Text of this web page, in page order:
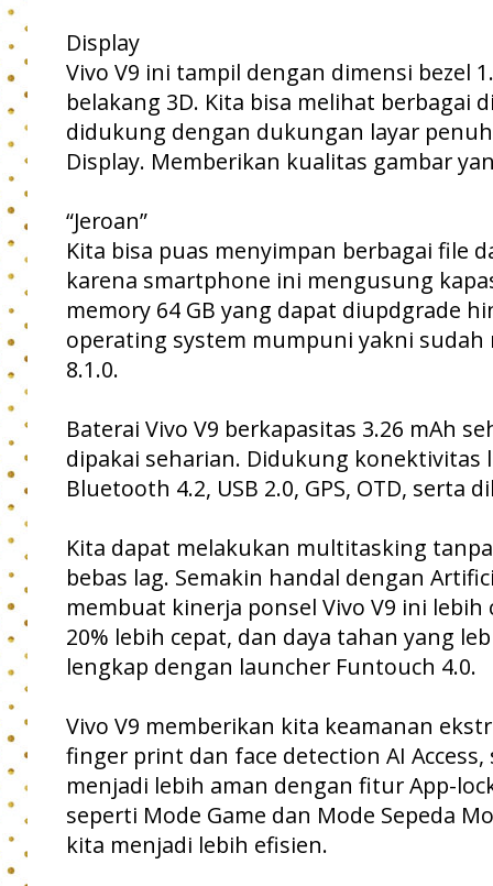
Display
Vivo V9 ini tampil dengan dimensi bezel
belakang 3D. Kita bisa melihat berbagai
didukung dengan dukungan layar penuh
Display. Memberikan kualitas gambar
“Jeroan”
Kita bisa puas menyimpan berbagai file
karena smartphone ini mengusung
memory 64 GB yang dapat diupdgrade
operating system mumpuni yakni
8.1.0.
Baterai Vivo V9 berkapasitas 3.26 mAh
dipakai seharian. Didukung konektivitas
Bluetooth 4.2, USB 2.0, GPS, OTD, serta
Kita dapat melakukan multitasking
bebas lag. Semakin handal dengan
membuat kinerja ponsel Vivo V9 ini
20% lebih cepat, dan daya tahan yang
lengkap dengan launcher Funtouch 4.0.
Vivo V9 memberikan kita keamanan
finger print dan face detection AI
menjadi lebih aman dengan fitur App-
seperti Mode Game dan Mode Sepeda
kita menjadi lebih efisien.